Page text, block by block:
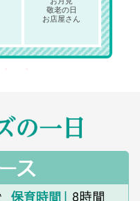
敬老の日
お店屋さん